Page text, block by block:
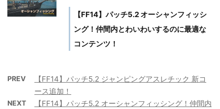
【FF14】パッチ5.2 オーシャンフィッシ
ング！仲間内とわいわいするのに最適な
コンテンツ！
PREV
【FF14】パッチ5.2 ジャンピングアスレチック 新コ
ース追加！
NEXT
【FF14】パッチ5.2 オーシャンフィッシング！仲間内